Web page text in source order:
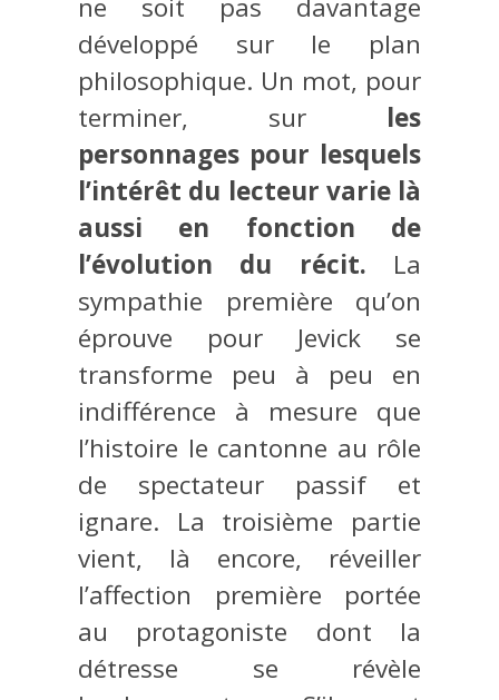
ne soit pas davantage
développé sur le plan
philosophique. Un mot, pour
terminer, sur les
personnages pour lesquels
l’intérêt du lecteur varie là
aussi en fonction de
l’évolution du récit. La
sympathie première qu’on
éprouve pour Jevick se
transforme peu à peu en
indifférence à mesure que
l’histoire le cantonne au rôle
de spectateur passif et
ignare. La troisième partie
vient, là encore, réveiller
l’affection première portée
au protagoniste dont la
détresse se révèle